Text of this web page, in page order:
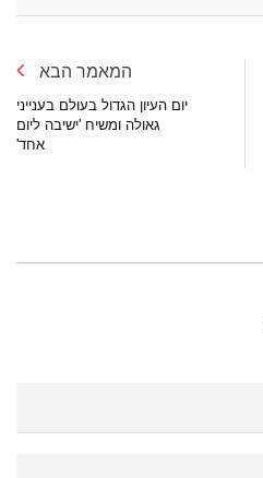
המאמר הבא
יום העיון הגדול בעולם בענייני
גאולה ומשיח 'ישיבה ליום
אחד'